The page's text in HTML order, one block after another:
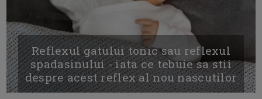
Reflexul gatului tonic sau reflexul
spadasinului - iata ce tebuie sa stii
despre acest reflex al nou nascutilor